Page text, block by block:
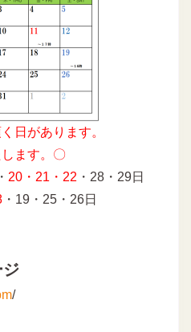
日があります。
ます。〇
20・21・22 ・28・29日
・19・25・26日
/